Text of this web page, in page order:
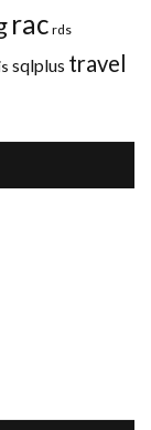
rac rds
sqlplus travel